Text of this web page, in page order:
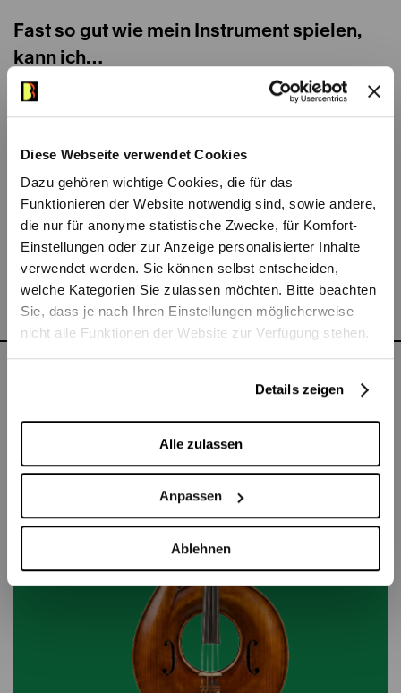
Diese Webseite verwendet Cookies
Dazu gehören wichtige Cookies, die für das
Funktionieren der Website notwendig sind, sowie andere,
die nur für anonyme statistische Zwecke, für Komfort-
Einstellungen oder zur Anzeige personalisierter Inhalte
verwendet werden. Sie können selbst entscheiden,
welche Kategorien Sie zulassen möchten. Bitte beachten
Sie, dass je nach Ihren Einstellungen möglicherweise
nicht alle Funktionen der Website zur Verfügung stehen.
Details zeigen
Alle zulassen
Anpassen
Ablehnen
Fast so gut wie mein Instrument spielen,
kann ich…
Kochen (eigentlich besser…)
Etwas, das ich unbedingt mal machen
will…
Ohne Bratsche nach Japan zu reisen.
Ich liebe meinen Job, weil…
Es ist der beste Beruf der Welt!